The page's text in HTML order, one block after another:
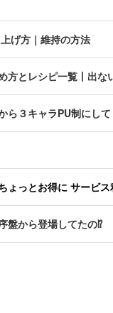
げ方｜維持の方法
方とレシピ一覧丨出な
ら３キャラPU制にして
ょっとお得に サービ
盤から登場してたの⁉